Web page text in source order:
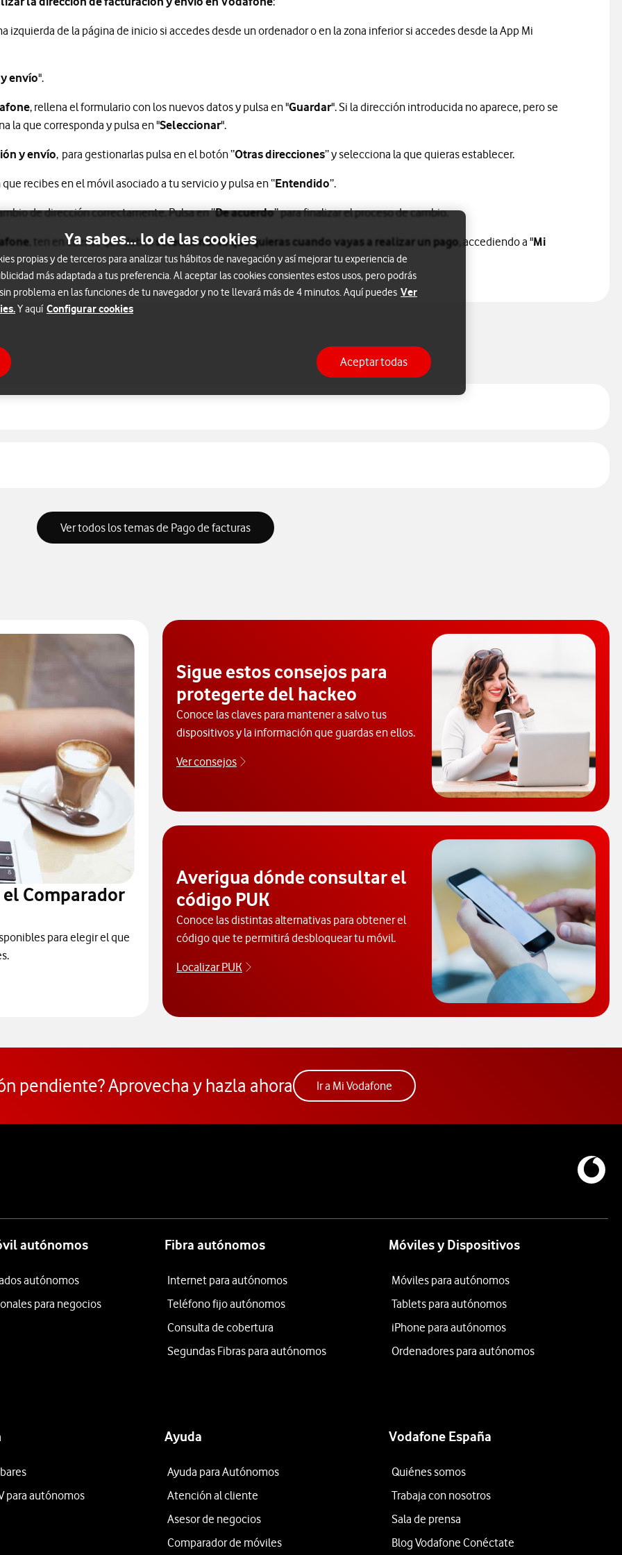
izquierda de la página de inicio si accedes desde un ordenador o en la zona inferior si accedes desde la App Mi
envío".
, rellena el formulario con los nuevos datos y pulsa en "Guardar". Si la dirección introducida no aparece, pero se
la que corresponda y pulsa en "Seleccionar".
y envío, para gestionarlas pulsa en el botón “Otras direcciones” y selecciona la que quieras establecer.
recibes en el móvil asociado a tu servicio y pulsa en “Entendido”.
de dirección correctamente. Pulsa en “De acuerdo” para finalizar el proceso de cambio.
, ten en cuenta que debes seleccionar la que quieras cuando vayas a realizar un pago , accediendo a "Mi
Ver todos los temas de Pago de facturas
Comparador
para elegir el que
el modelo que quieres con el Comparador de móviles
Sigue estos consejos para
protegerte del hackeo
Conoce las claves para mantener a salvo tus
dispositivos y la información que guardas en ellos.
Ver consejos
Protégete de posibles ataques y hackeos
Averigua dónde consultar el
código PUK
Conoce las distintas alternativas para obtener el
código que te permitirá desbloquear tu móvil.
Localizar PUK
Averigua cómo localizar el código PUK. Abre ventana modal
pendiente? Aprovecha y hazla ahora Ir a Mi VodafoneAcceder a la app Mi Vodafone. Abre ventana
autónomos
autónomos
para negocios
Fibra autónomos
Internet para autónomos
Teléfono fijo autónomos
Consulta de cobertura
Segundas Fibras para autónomos
Móviles y Dispositivos
Móviles para autónomos
Tablets para autónomos
iPhone para autónomos
Ordenadores para autónomos
para autónomos
Ayuda
Ayuda para Autónomos
Atención al cliente
Asesor de negocios
Comparador de móviles
Vodafone España
Quiénes somos
Trabaja con nosotros
Sala de prensa
Blog Vodafone Conéctate
Ya sabes... lo de las cookies
propias y de terceros para analizar tus hábitos de navegación y así mejorar tu experiencia de
más adaptada a tus preferencia. Al aceptar las cookies consientes estos usos, pero podrás
problema en las funciones de tu navegador y no te llevará más de 4 minutos. Aquí puedes Ver
Y aquí Configurar cookies
Aceptar todas